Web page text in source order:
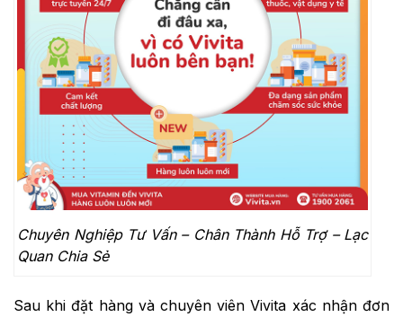
Chuyên Nghiệp Tư Vấn – Chân Thành Hỗ Trợ – Lạc
Quan Chia Sẻ
Sau khi đặt hàng và chuyên viên Vivita xác nhận đơn